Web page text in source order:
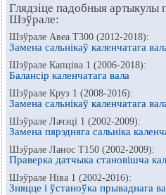
Глядзіце падобныя артыкулы
Шэўрале:
Шэўрале Авеа Т300 (2012-2018):
Замена сальнікаў каленчатага
Шэўрале Капціва 1 (2006-2018):
Балансір каленчатага вала
Шэўрале Круз 1 (2008-2016):
Замена сальнікаў каленчатага
Шэўрале Лачэці 1 (2002-2009):
Замена пярэдняга сальніка
Шэўрале Ланос Т150 (2002-2009):
Праверка датчыка становішча
Шэўрале Ніва 1 (2002-2016):
Зняцце і ўстаноўка прываднага